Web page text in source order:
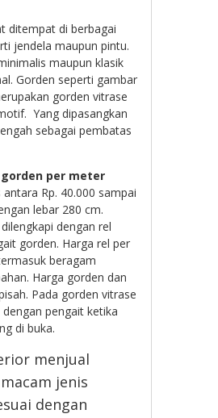
ditempat di berbagai
jendela maupun pintu.
maupun klasik
Gorden seperti gambar
gorden vitrase
Yang dipasangkan
sebagai pembatas
per meter
Rp. 40.000 sampai
lebar 280 cm.
dengan rel
gorden. Harga rel per
beragam
Harga gorden dan
Pada gorden vitrase
dengan pengait ketika
di buka.
menjual
jenis
dengan